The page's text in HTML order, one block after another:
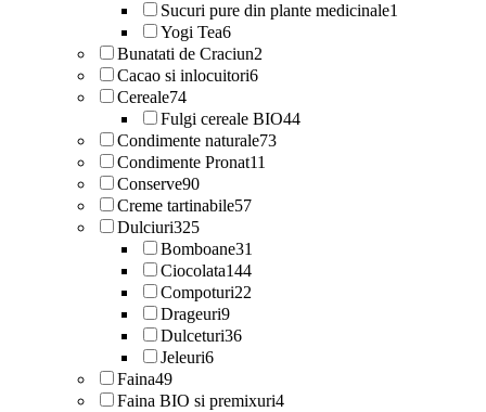
Sucuri pure din plante medicinale1
Yogi Tea6
Bunatati de Craciun2
Cacao si inlocuitori6
Cereale74
Fulgi cereale BIO44
Condimente naturale73
Condimente Pronat11
Conserve90
Creme tartinabile57
Dulciuri325
Bomboane31
Ciocolata144
Compoturi22
Drageuri9
Dulceturi36
Jeleuri6
Faina49
Faina BIO si premixuri4